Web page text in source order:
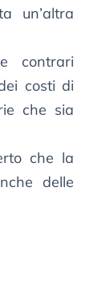
un’altra
contrari
costi di
che sia
che la
delle